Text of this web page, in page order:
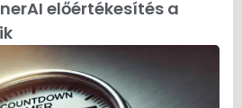
előértékesítés a